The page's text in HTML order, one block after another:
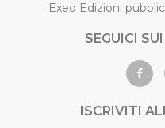
Exeo Edizioni
SEGUICI
ISCRIVITI